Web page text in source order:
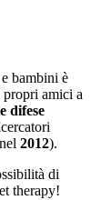
bambini è
amici a
difese
2012).
di
therapy!